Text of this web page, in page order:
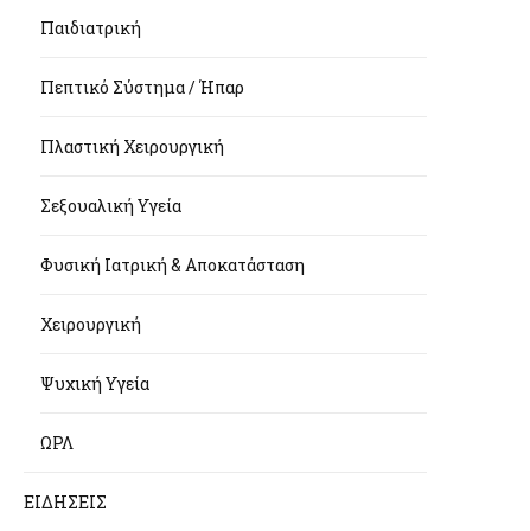
Παιδιατρική
Πεπτικό Σύστημα / Ήπαρ
Πλαστική Χειρουργική
Σεξουαλική Υγεία
Φυσική Ιατρική & Αποκατάσταση
Χειρουργική
Ψυχική Υγεία
ΩΡΛ
ΕΙΔΗΣΕΙΣ